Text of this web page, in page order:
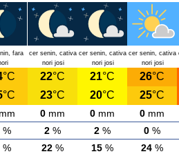
fara
cer senin, cativa
nori josi
cer senin, cativa
nori josi
cer senin, cativa
nori josi
°C 22°C 21°C 26°C
°C 23°C 20°C 25°C
0mm 0mm 0mm
% 2% 2% 0%
% 22% 15% 24%